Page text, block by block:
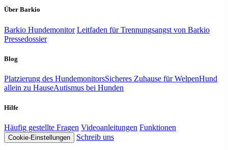
Über Barkio
Barkio Hundemonitor Leitfaden für Trennungsangst von Barkio
Pressedossier
Blog
Platzierung des HundemonitorsSicheres Zuhause für WelpenHund
allein zu HauseAutismus bei Hunden
Hilfe
Häufig gestellte Fragen Videoanleitungen Funktionen
Cookie-Einstellungen Schreib uns